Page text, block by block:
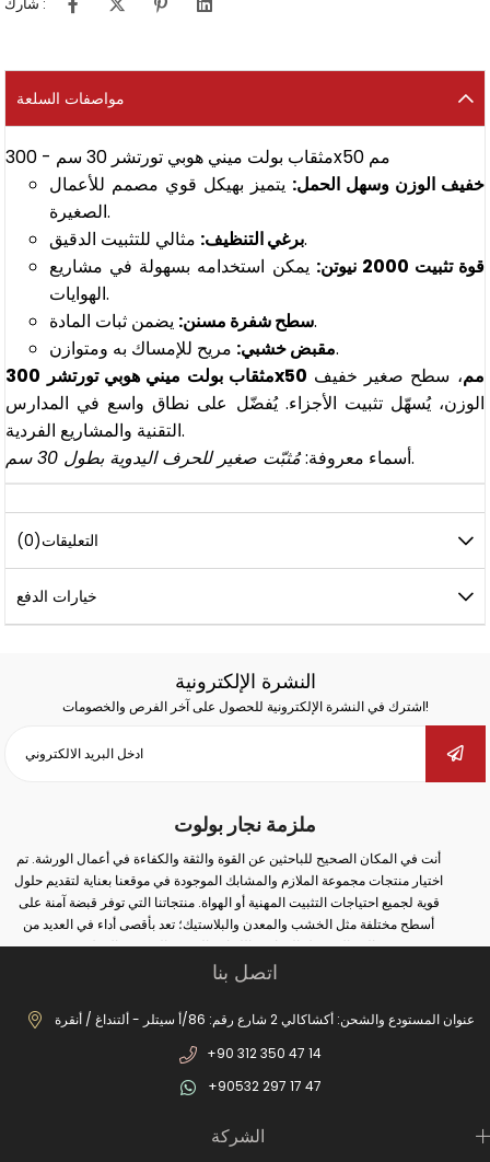
مواصفات السلعة
مثقاب بولت ميني هوبي تورتشر 30 سم - 300x50 مم
خفيف الوزن وسهل الحمل: يتميز بهيكل قوي مصمم للأعمال
الصغيرة.
برغي التنظيف:مثالي للتثبيت الدقيق.
قوة تثبيت 2000 نيوتن:
يمكن استخدامه بسهولة في مشاريع
الهوايات.
سطح شفرة مسنن:يضمن ثبات المادة.
مقبض خشبي:مريح للإمساك به ومتوازن.
مثقاب بولت ميني هوبي تورتشر 300x50 مم، سطح صغير خفيف
الوزن، يُسهّل تثبيت الأجزاء. يُفضّل على نطاق واسع في المدارس
التقنية والمشاريع الفردية.
أسماء معروفة:مُثبّت صغير للحرف اليدوية بطول 30 سم .
التعليقات(0)
خيارات الدفع
النشرة الإلكترونية
اشترك في النشرة الإلكترونية للحصول على آخر الفرص والخصومات!
ملزمة نجار بولوت
أنت في المكان الصحيح للباحثين عن القوة والثقة والكفاءة في أعمال الورشة. تم
اختيار منتجات مجموعة الملازم والمشابك الموجودة في موقعنا بعناية لتقديم حلول
قوية لجميع احتياجات التثبيت المهنية أو الهواة. منتجاتنا التي توفر قبضة آمنة على
أسطح مختلفة مثل الخشب والمعدن والبلاستيك؛ تعد بأقصى أداء في العديد من
المجالات مثل النجارة واللحام والثقب والتجميع والإصلاح.
سواء كنت تقوم بأعمال صناعية واسعة النطاق أو إصلاحات بسيطة في المنزل؛ يمكنك
منتجاتنا الواسعة من الملازم المطروقة إلى ملازم المثقاب، ومن ملازم السكك
الحديدية إلى ملازم صانع الغلايات، يمكنك العثور على بدائل مناسبة لكل مجال
استخدام. بفضل أنظمة الفتح والإغلاق السريعة، والحلول من نوع الخطاف، والهياكل
المصبوبة طويلة الأمد، وهياكل الفكوك غير القابلة للانزلاق، ستصبح أعمالك الآن أكثر
الأجزاء الثابتة بأمان في عمليات الإنتاج. العديد من المنتجات التفصيلية من السحابات
اتصل بنا
عنوان المستودع والشحن: أكشاكالي 2 شارع رقم: 86/أ سيتلر - ألتنداغ / أنقرة
+90 312 350 47 14
+90532 297 17 47
الشركة